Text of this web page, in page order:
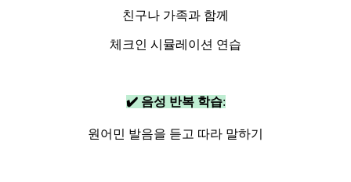
친구나 가족과 함께
체크인 시뮬레이션 연습
✔️ 음성 반복 학습:
원어민 발음을 듣고 따라 말하기